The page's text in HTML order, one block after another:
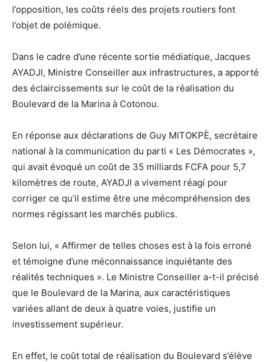
l’opposition, les coûts réels des projets routiers font
l’objet de polémique.
Dans le cadre d’une récente sortie médiatique, Jacques
AYADJI, Ministre Conseiller aux infrastructures, a apporté
des éclaircissements sur le coût de la réalisation du
Boulevard de la Marina à Cotonou.
En réponse aux déclarations de Guy MITOKPÈ, secrétaire
national à la communication du parti « Les Démocrates »,
qui avait évoqué un coût de 35 milliards FCFA pour 5,7
kilomètres de route, AYADJI a vivement réagi pour
corriger ce qu’il estime être une mécompréhension des
normes régissant les marchés publics.
Selon lui, « Affirmer de telles choses est à la fois erroné
et témoigne d’une méconnaissance inquiétante des
réalités techniques ». Le Ministre Conseiller a-t-il précisé
que le Boulevard de la Marina, aux caractéristiques
variées allant de deux à quatre voies, justifie un
investissement supérieur.
En effet, le coût total de réalisation du Boulevard s’élève